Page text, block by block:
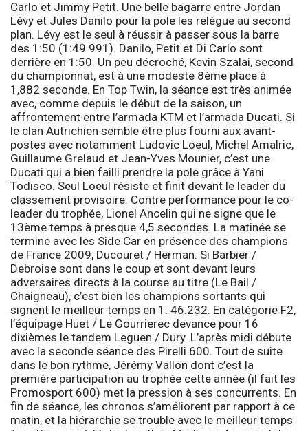
Carlo et Jimmy Petit. Une belle bagarre entre Jordan
Lévy et Jules Danilo pour la pole les relègue au second
plan. Lévy est le seul à réussir à passer sous la barre
des 1:50 (1:49.991). Danilo, Petit et Di Carlo sont
derrière en 1:50. Un peu décroché, Kevin Szalai, second
du championnat, est à une modeste 8ème place à
1,882 seconde. En Top Twin, la séance est très animée
avec, comme depuis le début de la saison, un
affrontement entre l’armada KTM et l’armada Ducati. Si
le clan Autrichien semble être plus fourni aux avant-
postes avec notamment Ludovic Loeul, Michel Amalric,
Guillaume Grelaud et Jean-Yves Mounier, c’est une
Ducati qui a bien failli prendre la pole grâce à Yani
Todisco. Seul Loeul résiste et finit devant le leader du
classement provisoire. Contre performance pour le co-
leader du trophée, Lionel Ancelin qui ne signe que le
13ème temps à presque 4,5 secondes. La matinée se
termine avec les Side Car en présence des champions
de France 2009, Ducouret / Herman. Si Barbier /
Debroise sont dans le coup et sont devant leurs
adversaires directs à la course au titre (Le Bail /
Chaigneau), c’est bien les champions sortants qui
signent le meilleur temps en 1: 46.232. En catégorie F2,
l’équipage Huet / Le Gourrierec devance pour 16
dixièmes le tandem Leguen / Dury. L’après midi débute
avec la seconde séance des Pirelli 600. Tout de suite
dans le bon rythme, Jérémy Vallon dont c’est la
première participation au trophée cette année (il fait les
Promosport 600) met la pression à ses concurrents. En
fin de séance, les chronos s’améliorent par rapport à ce
matin, et la hiérarchie se trouble avec le meilleur temps